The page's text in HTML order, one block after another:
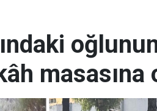
masasına